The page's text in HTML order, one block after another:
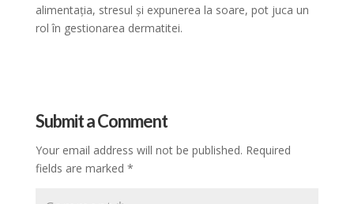
alimentația, stresul și expunerea la soare, pot juca un
rol în gestionarea dermatitei.
Submit a Comment
Your email address will not be published. Required
fields are marked *